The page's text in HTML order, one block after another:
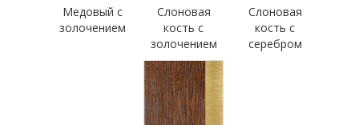
Медовый с
золочением
Слоновая
кость с
золочением
Слоновая
кость с
серебром